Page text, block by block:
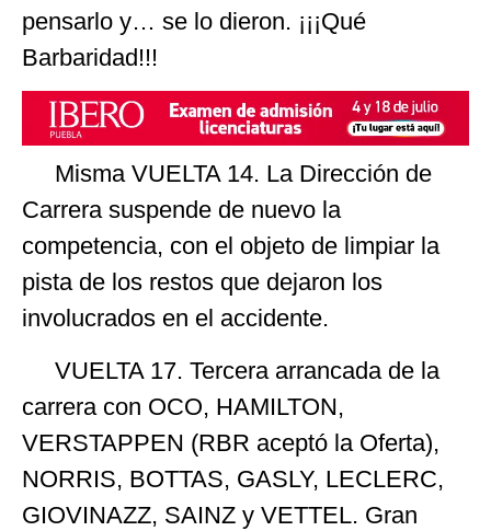
pensarlo y… se lo dieron. ¡¡¡Qué
Barbaridad!!!
Misma VUELTA 14. La Dirección de
Carrera suspende de nuevo la
competencia, con el objeto de limpiar la
pista de los restos que dejaron los
involucrados en el accidente.
VUELTA 17. Tercera arrancada de la
carrera con OCO, HAMILTON,
VERSTAPPEN (RBR aceptó la Oferta),
NORRIS, BOTTAS, GASLY, LECLERC,
GIOVINAZZ, SAINZ y VETTEL. Gran